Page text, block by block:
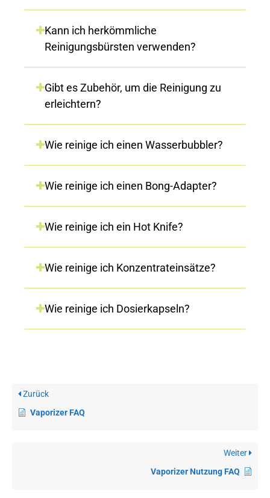
Kann ich herkömmliche
Reinigungsbürsten verwenden?
Gibt es Zubehör, um die Reinigung zu
erleichtern?
Wie reinige ich einen Wasserbubbler?
Wie reinige ich einen Bong-Adapter?
Wie reinige ich ein Hot Knife?
Wie reinige ich Konzentrateinsätze?
Wie reinige ich Dosierkapseln?
Zurück
Vaporizer FAQ
Weiter
Vaporizer Nutzung FAQ